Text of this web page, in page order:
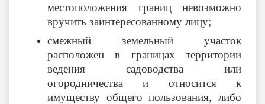
местоположения границ невозможно
вручить заинтересованному лицу;
смежный земельный участок
расположен в границах территории
ведения садоводства или
огородничества и относится к
имуществу общего пользования, либо